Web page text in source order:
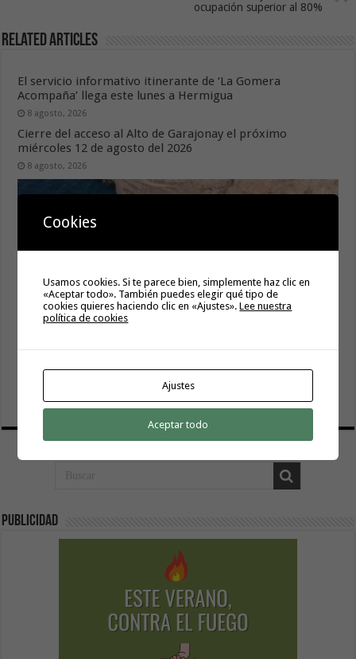
ocupación superior al 80%
Related Articles
El servicio informativo itinerante de ‘La Gomera
Acompaña’ llega este lunes a Hermigua
8 agosto, 2026
Cierre del acceso al Alto de Garajonay el próximo
miércoles 12 de agosto del 2026
8 agosto, 2026
de La Rajita con la pavimentación de los aparcamientos
Publicidad
Cookies
Usamos cookies. Si te parece bien, simplemente haz clic en
«Aceptar todo». También puedes elegir qué tipo de
cookies quieres haciendo clic en «Ajustes».Lee nuestra
política de cookies
Ajustes
Aceptar todo